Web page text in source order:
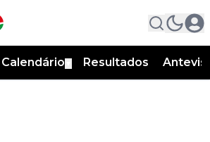
Calendário Resultados